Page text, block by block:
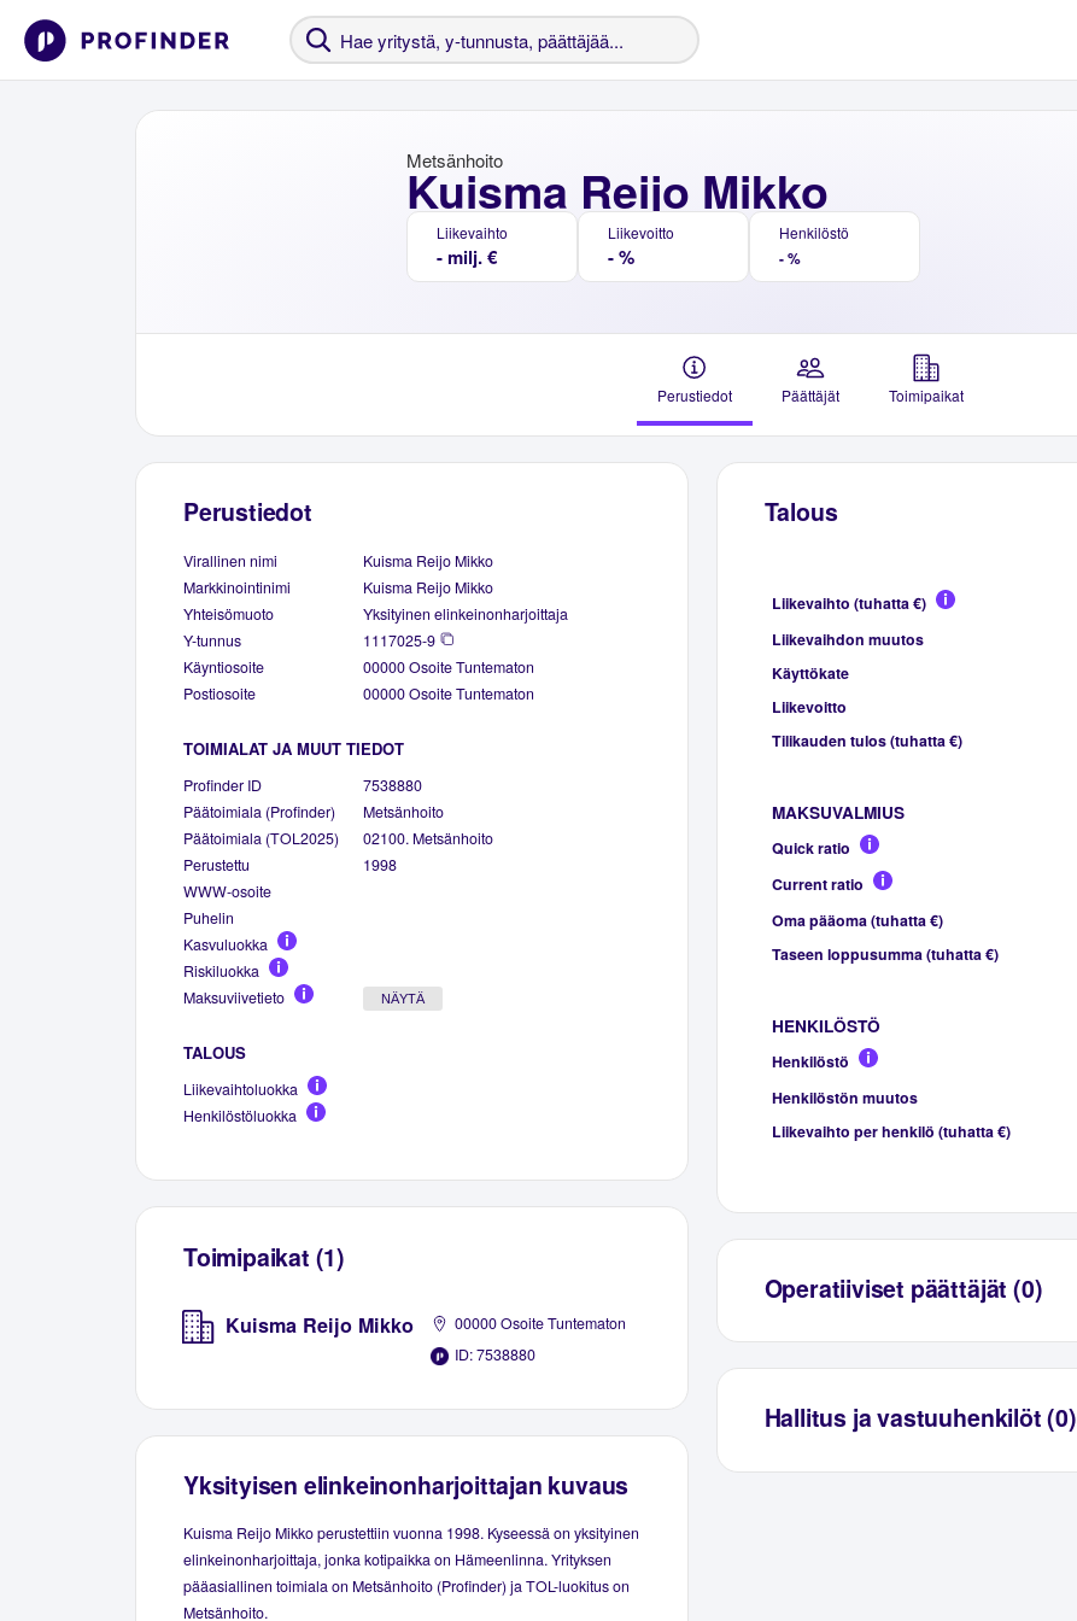
Kuisma Reijo Mikko
Metsänhoito
Liikevaihto
- milj. €
Liikevoitto
- %
Henkilöstö
- %
Perustiedot Päättäjät Toimipaikat
Perustiedot
Virallinen nimi
Kuisma Reijo Mikko
Markkinointinimi
Kuisma Reijo Mikko
Yhteisömuoto
Yksityinen elinkeinonharjoittaja
Y-tunnus
1117025-9
Käyntiosoite
00000 Osoite Tuntematon
Postiosoite
00000 Osoite Tuntematon
TOIMIALAT JA MUUT TIEDOT
Profinder ID
7538880
Päätoimiala (Profinder)
Metsänhoito
Päätoimiala (TOL2025)
02100. Metsänhoito
Perustettu
1998
WWW-osoite
Puhelin
Kasvuluokka
Riskiluokka
Maksuviivetieto
NÄYTÄ
TALOUS
Liikevaihtoluokka
Henkilöstöluokka
Toimipaikat (1)
Kuisma Reijo Mikko
00000 Osoite Tuntematon
ID: 7538880
Yksityisen elinkeinonharjoittajan kuvaus
Kuisma Reijo Mikko perustettiin vuonna 1998. Kyseessä on yksityinen
elinkeinonharjoittaja, jonka kotipaikka on Hämeenlinna. Yrityksen
pääasiallinen toimiala on Metsänhoito (Profinder) ja TOL-luokitus on
Metsänhoito.
Talous
Liikevaihto (tuhatta €)
Liikevaihdon muutos
Käyttökate
Liikevoitto
Tilikauden tulos (tuhatta €)
MAKSUVALMIUS
Quick ratio
Current ratio
Oma pääoma (tuhatta €)
Taseen loppusumma (tuhatta €)
HENKILÖSTÖ
Henkilöstö
Henkilöstön muutos
Liikevaihto per henkilö (tuhatta €)
Operatiiviset päättäjät (0)
Hallitus ja vastuuhenkilöt (0)